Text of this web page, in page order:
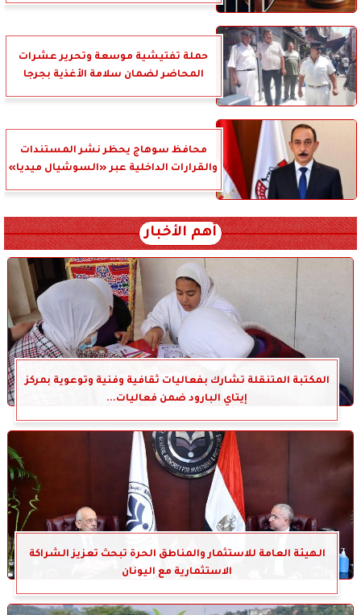
حملة تفتيشية موسعة وتحرير عشرات
المحاضر لضمان سلامة الأغذية بجرجا
محافظ سوهاج يحظر نشر المستندات
والقرارات الداخلية عبر «السوشيال ميديا»
أهم الأخبار
المكتبة المتنقلة تشارك بفعاليات ثقافية وفنية وتوعوية بمركز
إيتاي البارود ضمن فعاليات...
الهيئة العامة للاستثمار والمناطق الحرة تبحث تعزيز الشراكة
الاستثمارية مع اليونان